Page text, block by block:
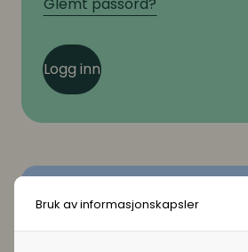
Bruk av informasjonskapsler
Glemt passord?
Logg inn
Virksomhetsmedlem?